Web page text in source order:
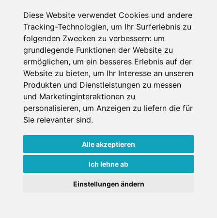
Diese Website verwendet Cookies und andere
Tracking-Technologien, um Ihr Surferlebnis zu
folgenden Zwecken zu verbessern: um
grundlegende Funktionen der Website zu
ermöglichen, um ein besseres Erlebnis auf der
Website zu bieten, um Ihr Interesse an unseren
Produkten und Dienstleistungen zu messen
und Marketinginteraktionen zu
personalisieren, um Anzeigen zu liefern die für
Sie relevanter sind.
Alle akzeptieren
Ich lehne ab
Einstellungen ändern
Datenschutzbedingungen
Nutzungsbedingungen Impressum Kontakt
Copyright © Schneemenschen GmbH 2026